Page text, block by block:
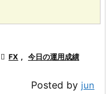
 FX , 今日の運用成績
Posted by jun